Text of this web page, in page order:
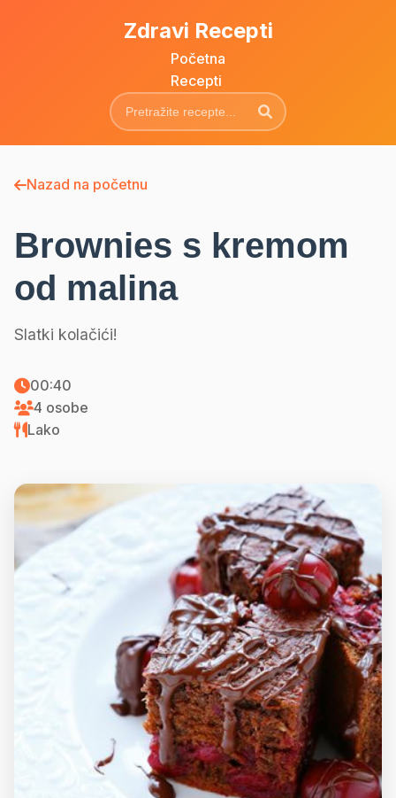
Zdravi Recepti
Početna
Recepti
Nazad na početnu
Brownies s kremom
od malina
Slatki kolačići!
00:40
4 osobe
Lako